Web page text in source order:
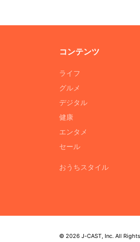
コンテンツ
ライフ
グルメ
デジタル
健康
エンタメ
セール
おうちスタイル
© 2026 J-CAST, Inc. All